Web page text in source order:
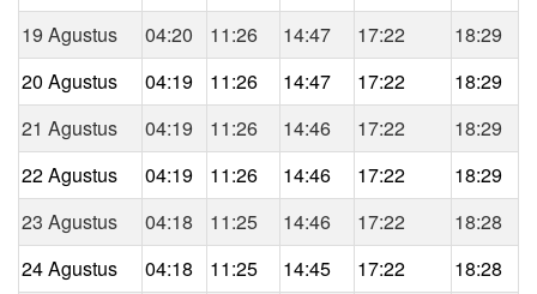
19 Agustus
04:20 11:26 14:47 17:22
18:29
20 Agustus
04:19 11:26 14:47 17:22
18:29
21 Agustus
04:19 11:26 14:46 17:22
18:29
22 Agustus
04:19 11:26 14:46 17:22
18:29
23 Agustus
04:18 11:25 14:46 17:22
18:28
24 Agustus
04:18 11:25 14:45 17:22
18:28